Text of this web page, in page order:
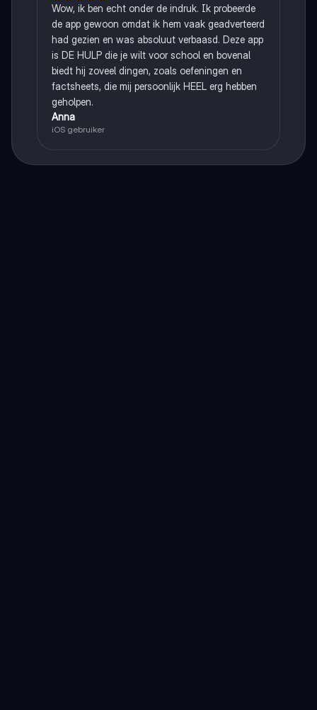
Wow, ik ben echt onder de indruk. Ik probeerde
de app gewoon omdat ik hem vaak geadverteerd
had gezien en was absoluut verbaasd. Deze app
is DE HULP die je wilt voor school en bovenal
biedt hij zoveel dingen, zoals oefeningen en
factsheets, die mij persoonlijk HEEL erg hebben
geholpen.
Anna
iOS gebruiker